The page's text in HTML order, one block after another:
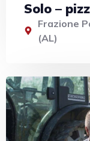
Solo –
Frazione
(AL)